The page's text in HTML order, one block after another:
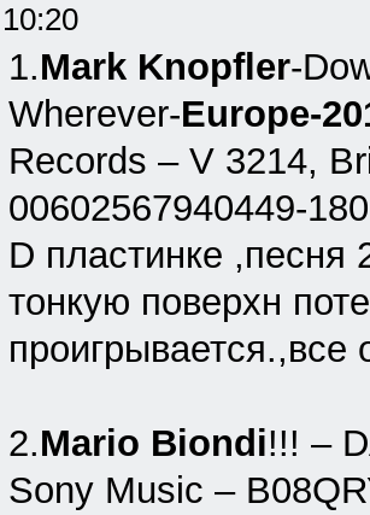
10:20
1.Mark Knopfler-
Wherever-Europe-
Records – V 3214,
00602567940449-
D пластинке ,песня
тонкую поверхн
проигрывается.,все
2.Mario Biondi!!! ‎–
Sony Music ‎–